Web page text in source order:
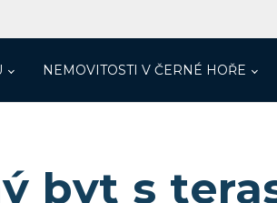
NEMOVITOSTI V ČERNÉ HOŘE
byt s